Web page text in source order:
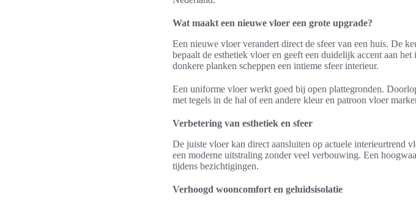
Wat maakt een nieuwe vloer een grote upgrade?
Een nieuwe vloer verandert direct de sfeer van een huis. De
bepaalt de esthetiek vloer en geeft een duidelijk accent aan
donkere planken scheppen een intieme sfeer interieur.
Een uniforme vloer werkt goed bij open plattegronden.
met tegels in de hal of een andere kleur en patroon vloer
Verbetering van esthetiek en sfeer
De juiste vloer kan direct aansluiten op actuele interieurtrend
een moderne uitstraling zonder veel verbouwing. Een
tijdens bezichtigingen.
Verhoogd wooncomfort en geluidsisolatie